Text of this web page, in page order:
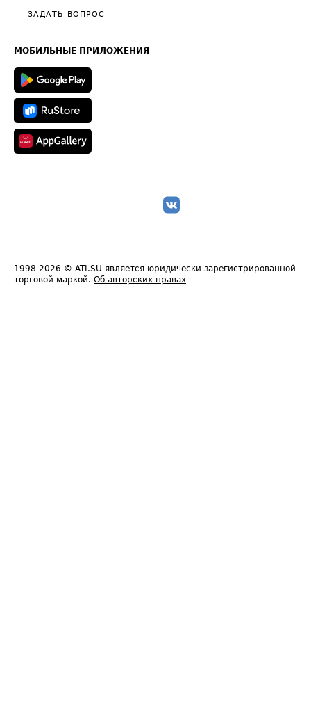
Общие положения
Полезное по перевозкам
Техническая информация
ЗАДАТЬ ВОПРОС
МОБИЛЬНЫЕ ПРИЛОЖЕНИЯ
1998-2026 © ATI.SU является юридически зарегистрированной
торговой маркой. Об авторских правах